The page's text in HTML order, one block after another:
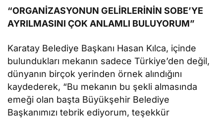
“ORGANİZASYONUN GELİRLERİNİN SOBE’YE
AYRILMASINI ÇOK ANLAMLI BULUYORUM”
Karatay Belediye Başkanı Hasan Kılca, içinde
bulundukları mekanın sadece Türkiye’den değil,
dünyanın birçok yerinden örnek alındığını
kaydederek, “Bu mekanın bu şekli almasında
emeği olan başta Büyükşehir Belediye
Başkanımızı tebrik ediyorum, teşekkür